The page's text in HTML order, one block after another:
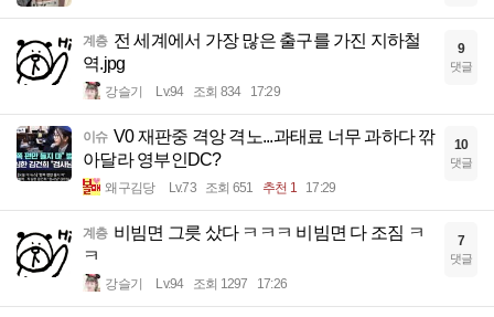
계층 전 세계에서 가장 많은 출구를 가진 지하철
역.jpg
강슬기 Lv.94 조회 834 17:29
9
댓글
이슈 V0 재판중 격앙 격노...과태료 너무 과하다 깎
아달라 영부인DC?
왜구김당 Lv.73 조회 651 추천 1 17:29
10
댓글
계층 비빔면 그릇 샀다 ㅋㅋㅋ 비빔면 다 조짐 ㅋ
ㅋ
강슬기 Lv.94 조회 1297 17:26
7
댓글